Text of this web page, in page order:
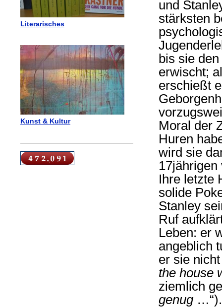
Literarisches
Kunst & Kultur
und
stärksten
bis sie
erwischt;
erschießt
Moral der
Huren
wird sie
Ihre letzte
solide
Stanley
Ruf
Leben: er
angeblich
er sie
the house
ziemlich
genug